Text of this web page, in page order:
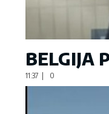
BELGIJA
11:37 0